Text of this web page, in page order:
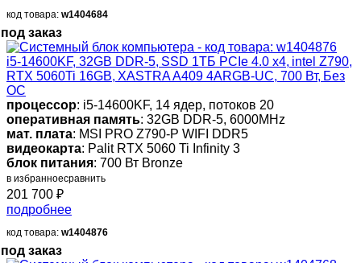
код товара: w1404684
под заказ
i5-14600KF, 32GB DDR-5, SSD 1ТБ PCIe 4.0 x4, intel Z790,
RTX 5060Ti 16GB, XASTRA A409 4ARGB-UC, 700 Вт, Без
ОС
процессор: i5-14600KF, 14 ядер, потоков 20
оперативная память: 32GB DDR-5, 6000MHz
мат. плата: MSI PRO Z790-P WIFI DDR5
видеокарта: Palit RTX 5060 Ti Infinity 3
блок питания: 700 Вт Bronze
в избранноесравнить
201 700 ₽
подробнее
код товара: w1404876
под заказ